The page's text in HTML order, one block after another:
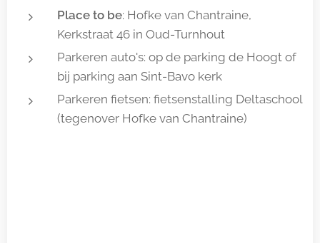
Place to be: Hofke van Chantraine,
Kerkstraat 46 in Oud-Turnhout
Parkeren auto's: op de parking de Hoogt of
bij parking aan Sint-Bavo kerk
Parkeren fietsen: fietsenstalling Deltaschool
(tegenover Hofke van Chantraine)